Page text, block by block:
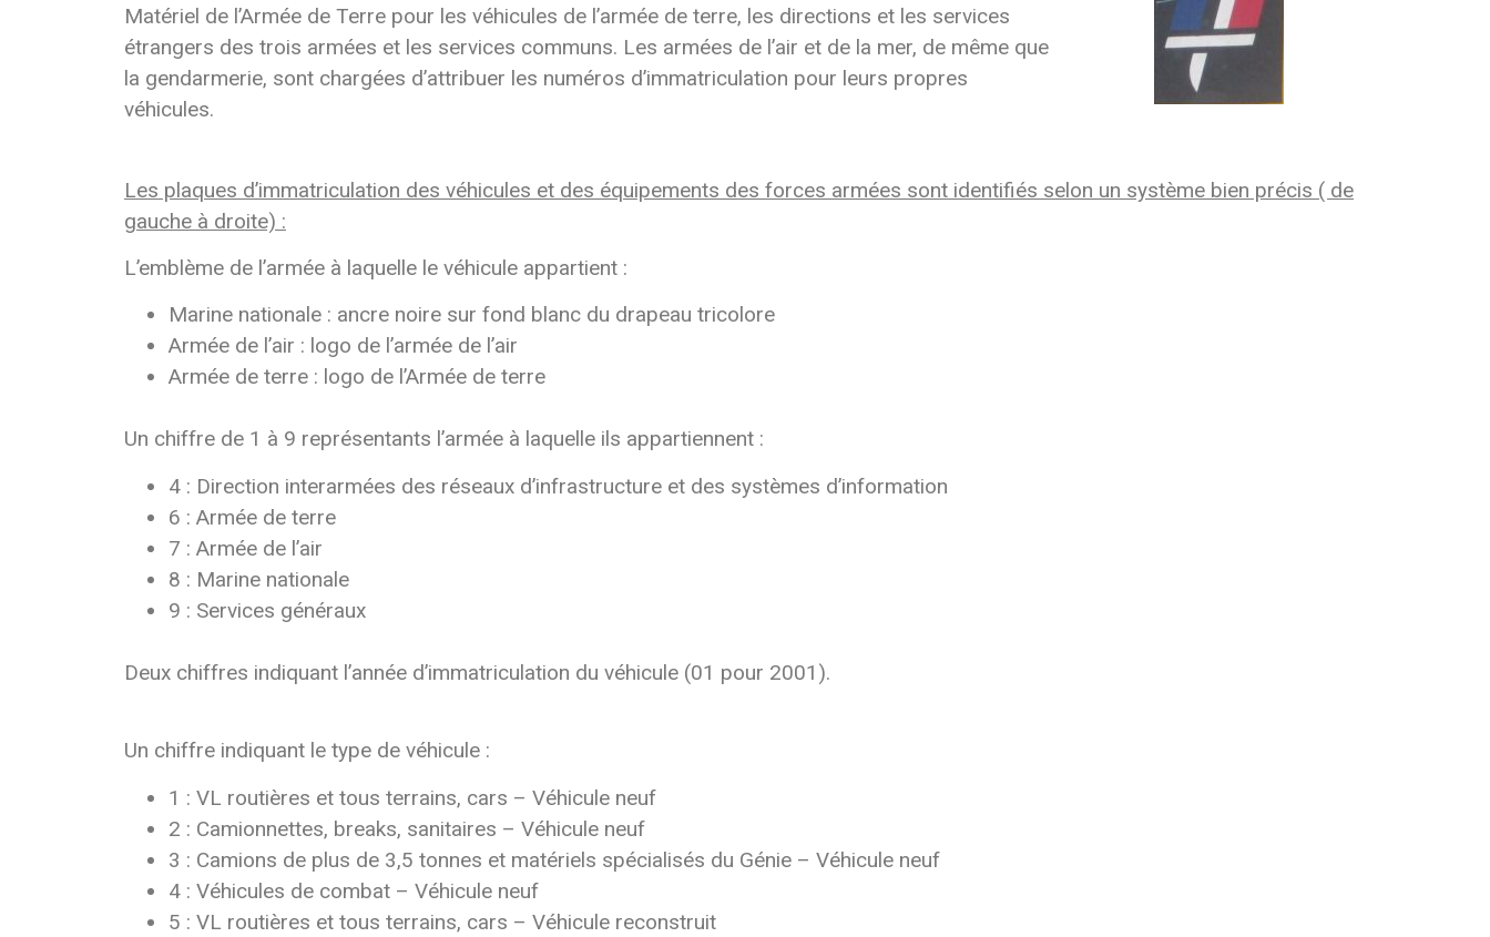
Matériel de l’Armée de Terre pour les véhicules de l’armée de terre, les directions et les services
étrangers des trois armées et les services communs. Les armées de l’air et de la mer, de même que
la gendarmerie, sont chargées d’attribuer les numéros d’immatriculation pour leurs propres
véhicules.
Les plaques d’immatriculation des véhicules et des équipements des forces armées sont identifiés selon un système bien précis ( de
gauche à droite) :
L’emblème de l’armée à laquelle le véhicule appartient :
Marine nationale : ancre noire sur fond blanc du drapeau tricolore
Armée de l’air : logo de l’armée de l’air
Armée de terre : logo de l’Armée de terre
Un chiffre de 1 à 9 représentants l’armée à laquelle ils appartiennent :
4 : Direction interarmées des réseaux d’infrastructure et des systèmes d’information
6 : Armée de terre
7 : Armée de l’air
8 : Marine nationale
9 : Services généraux
Deux chiffres indiquant l’année d’immatriculation du véhicule (01 pour 2001).
Un chiffre indiquant le type de véhicule :
1 : VL routières et tous terrains, cars – Véhicule neuf
2 : Camionnettes, breaks, sanitaires – Véhicule neuf
3 : Camions de plus de 3,5 tonnes et matériels spécialisés du Génie – Véhicule neuf
4 : Véhicules de combat – Véhicule neuf
5 : VL routières et tous terrains, cars – Véhicule reconstruit